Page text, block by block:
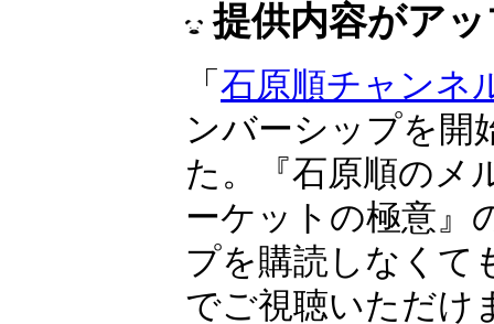
けサインが点灯す
▼ マーケットナビ
フォローシグナル
ドシグナル
提供内容がア
「石原順チャンネ